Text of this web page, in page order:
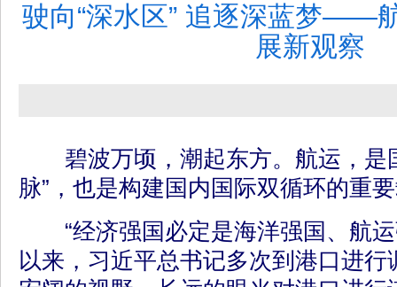
驶向“深水区” 追逐深蓝梦——
展新观察
碧波万顷，潮起东方。航运，是
脉”，也是构建国内国际双循环的重
“经济强国必定是海洋强国、航运
以来，习近平总书记多次到港口进